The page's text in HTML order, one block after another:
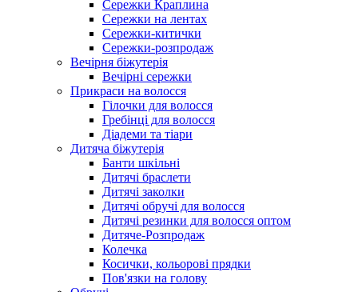
Сережки Краплина
Сережки на лентах
Сережки-китички
Сережки-розпродаж
Вечірня біжутерія
Вечірні сережки
Прикраси на волосся
Гілочки для волосся
Гребінці для волосся
Діадеми та тіари
Дитяча біжутерія
Банти шкільні
Дитячі браслети
Дитячі заколки
Дитячі обручі для волосся
Дитячі резинки для волосся оптом
Дитяче-Розпродаж
Колечка
Косички, кольорові прядки
Пов'язки на голову